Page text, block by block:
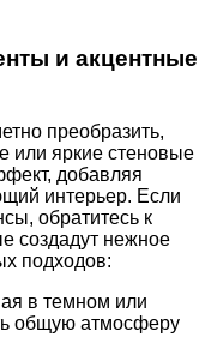
и акцентные
преобразить,
или яркие стеновые
добавляя
интерьер. Если
обратитесь к
создадут нежное
подходов:
в темном или
общую атмосферу